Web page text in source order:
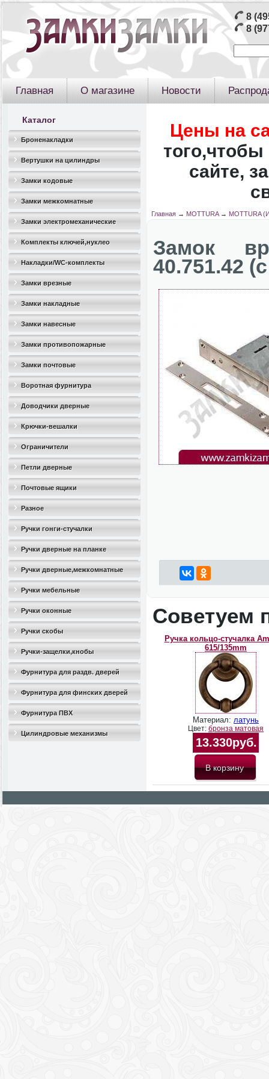
8
8
Главная О магазине Новости
Каталог
Броненакладки
Вертушки на цилиндры
Замки кодовые
Замки межкомнатные
Замки электромеханические
Комплекты ключей,нуклео
Накладки/WC-комплекты
Замки врезные
Замки накладные
Замки навесные
Замки противопожарные
Замки почтовые
Воротная фурнитура
Доводчики дверные
Крючки-вешалки
Ограничители
дверные(стопоры)
Петли дверные
Почтовые ящики
Разное
Ручки гонги-стучалки
Ручки дверные на планке
Ручки дверные,межкомнатные
Ручки мебельные
Ручки оконные
Ручки скобы
Ручки-защелки,кнобы
Фурнитура для раздв. дверей
Фурнитура для финских дверей
Фурнитура ПВХ
Цилиндровые механизмы
Цены на
того,чтобы
сайте,
Главная→ MOTTURA→ MOTTURA
Замок
40.751.42
Советуем
Ручка кольцо-стучалка
615/135mm
Материал: латунь
Цвет: бронза матовая
13.330руб.